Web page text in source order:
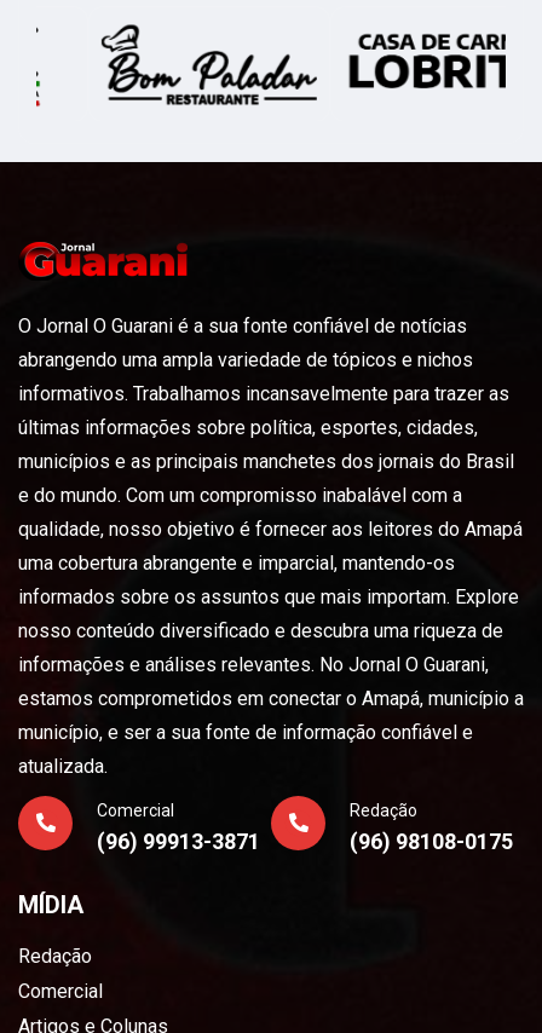
O Jornal O Guarani é a sua fonte confiável de notícias
abrangendo uma ampla variedade de tópicos e nichos
informativos. Trabalhamos incansavelmente para trazer as
últimas informações sobre política, esportes, cidades,
municípios e as principais manchetes dos jornais do Brasil
e do mundo. Com um compromisso inabalável com a
qualidade, nosso objetivo é fornecer aos leitores do Amapá
uma cobertura abrangente e imparcial, mantendo-os
informados sobre os assuntos que mais importam. Explore
nosso conteúdo diversificado e descubra uma riqueza de
informações e análises relevantes. No Jornal O Guarani,
estamos comprometidos em conectar o Amapá, município a
município, e ser a sua fonte de informação confiável e
atualizada.
Comercial
(96) 99913-3871
Redação
(96) 98108-0175
MÍDIA
Redação
Comercial
Artigos e Colunas